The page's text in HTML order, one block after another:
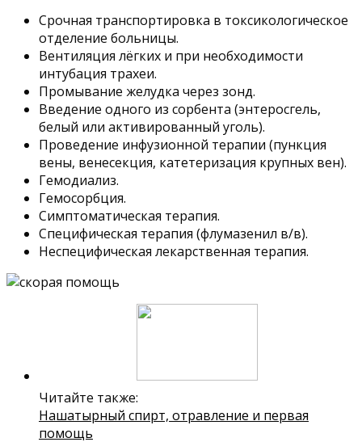
Срочная транспортировка в токсикологическое
отделение больницы.
Вентиляция лёгких и при необходимости
интубация трахеи.
Промывание желудка через зонд.
Введение одного из сорбента (энтеросгель,
белый или активированный уголь).
Проведение инфузионной терапии (пункция
вены, венесекция, катетеризация крупных вен).
Гемодиализ.
Гемосорбция.
Симптоматическая терапия.
Специфическая терапия (флумазенил в/в).
Неспецифическая лекарственная терапия.
Читайте также:
Нашатырный спирт, отравление и первая
помощь